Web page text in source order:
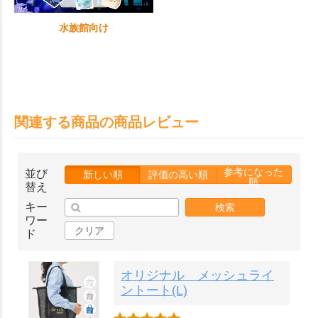
水族館向け
関連する商品の商品レビュー
並び
替え
新しい順 評価の高い順
参考になった
順
キー
ワー
ド
検索
クリア
オリジナル メッシュライ
ントート(L)